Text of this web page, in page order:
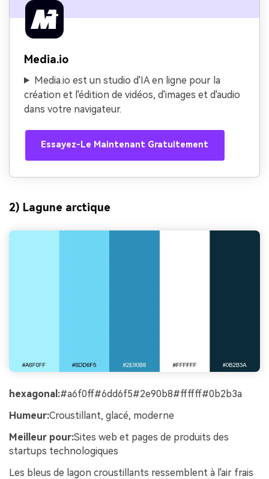
Media.io
Media.io est un studio d'IA en ligne pour la
création et l'édition de vidéos, d'images et d'audio
dans votre navigateur.
Essayez-Le Maintenant Gratuitement
2) Lagune arctique
hexagonal:#a6f0ff#6dd6f5#2e90b8#ffffff#0b2b3a
Humeur:Croustillant, glacé, moderne
Meilleur pour:Sites web et pages de produits des
startups technologiques
Les bleus de lagon croustillants ressemblent à l'air frais